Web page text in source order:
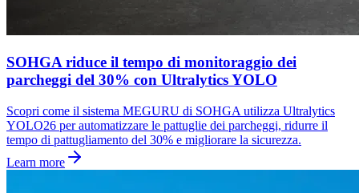
SOHGA riduce il tempo di monitoraggio dei
parcheggi del 30% con Ultralytics YOLO
Scopri come il sistema MEGURU di SOHGA utilizza Ultralytics
YOLO26 per automatizzare le pattuglie dei parcheggi, ridurre il
tempo di pattugliamento del 30% e migliorare la sicurezza.
Learn more